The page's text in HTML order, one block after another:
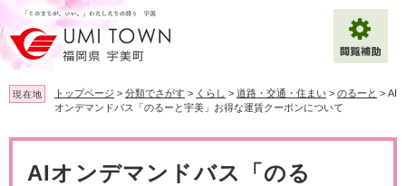
ー
ジ
の
先
頭
す
ニ
ュ
ー
を
飛
し
文字サイズ 標準 拡大
背景色変更 白 黒 青
現在地 トップページ > 分類でさがす > くらし > 道路・交通・住まい > のるーと > AI
オンデマンドバス「のるーと宇美」お得な運賃クーポンについて
AIオンデマンドバス「のる